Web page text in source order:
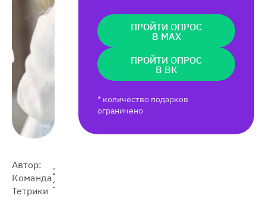
Автор:
Команда
Тетрики
2021-
11-16
ПРОЙТИ ОПРОС
В MAX
ПРОЙТИ ОПРОС
В ВК
* количество подарков
ограничено